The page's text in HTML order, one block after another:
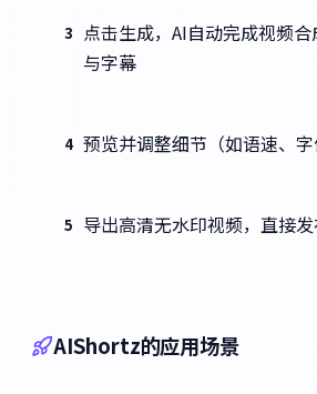
3 点击生成，AI自动完成视频
与字幕
4 预览并调整细节（如语速、字
5 导出高清无水印视频，直接
AIShortz的应用场景